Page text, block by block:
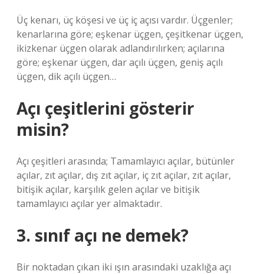
Üç kenarı, üç köşesi ve üç iç açısı vardır. Üçgenler;
kenarlarına göre; eşkenar üçgen, çeşitkenar üçgen,
ikizkenar üçgen olarak adlandırılırken; açılarına
göre; eşkenar üçgen, dar açılı üçgen, geniş açılı
üçgen, dik açılı üçgen…
Açı çeşitlerini gösterir
misin?
Açı çeşitleri arasında; Tamamlayıcı açılar, bütünler
açılar, zıt açılar, dış zıt açılar, iç zıt açılar, zıt açılar,
bitişik açılar, karşılık gelen açılar ve bitişik
tamamlayıcı açılar yer almaktadır.
3. sınıf açı ne demek?
Bir noktadan çıkan iki ışın arasındaki uzaklığa açı